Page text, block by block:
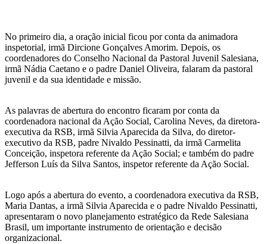
No primeiro dia, a oração inicial ficou por conta da animadora
inspetorial, irmã Dircione Gonçalves Amorim. Depois, os
coordenadores do Conselho Nacional da Pastoral Juvenil Salesiana,
irmã Nádia Caetano e o padre Daniel Oliveira, falaram da pastoral
juvenil e da sua identidade e missão.
As palavras de abertura do encontro ficaram por conta da
coordenadora nacional da Ação Social, Carolina Neves, da diretora-
executiva da RSB, irmã Silvia Aparecida da Silva, do diretor-
executivo da RSB, padre Nivaldo Pessinatti, da irmã Carmelita
Conceição, inspetora referente da Ação Social; e também do padre
Jefferson Luís da Silva Santos, inspetor referente da Ação Social.
Logo após a abertura do evento, a coordenadora executiva da RSB,
Maria Dantas, a irmã Silvia Aparecida e o padre Nivaldo Pessinatti,
apresentaram o novo planejamento estratégico da Rede Salesiana
Brasil, um importante instrumento de orientação e decisão
organizacional.